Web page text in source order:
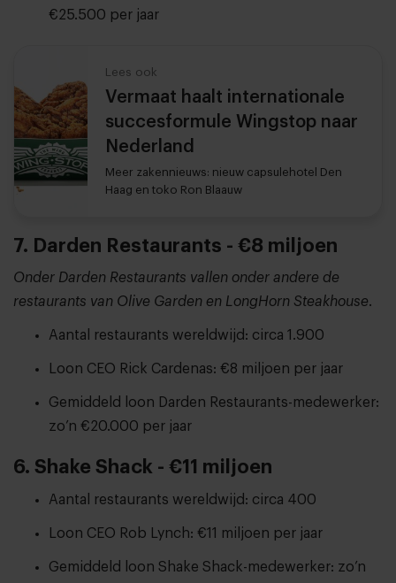
€25.500 per jaar
Lees ook
Vermaat haalt internationale
succesformule Wingstop naar
Nederland
Meer zakennieuws: nieuw capsulehotel Den
Haag en toko Ron Blaauw
7. Darden Restaurants - €8 miljoen
Onder Darden Restaurants vallen onder andere de
restaurants van Olive Garden en LongHorn Steakhouse.
Aantal restaurants wereldwijd: circa 1.900
Loon CEO Rick Cardenas: €8 miljoen per jaar
Gemiddeld loon Darden Restaurants-medewerker:
zo’n €20.000 per jaar
6. Shake Shack - €11 miljoen
Aantal restaurants wereldwijd: circa 400
Loon CEO Rob Lynch: €11 miljoen per jaar
Gemiddeld loon Shake Shack-medewerker: zo’n